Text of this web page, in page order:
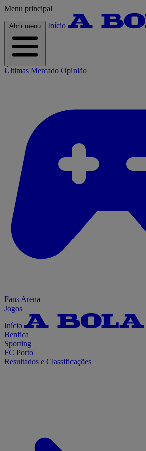
Menu principal
Abrir menu Início
Últimas Mercado Opinião
Fans Arena
Jogos
Início
Benfica
Sporting
FC Porto
Resultados e Classificações